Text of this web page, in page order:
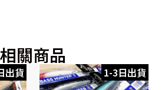
相關商品
出貨 1-3日出貨